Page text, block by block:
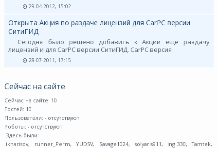
29-04-2012, 15:02
Открыта Акция по раздаче лицензий для CarPC версии
СитиГИД
Сегодня было решено добавить к Акции еще раздачу
лицензий и для CarPC версии СитиГИД. CarPC версия
28-07-2011, 17:15
Сейчас на сайте
Сейчас на сайте: 10
Гостей: 10
Пользователи: - отсутствуют
Роботы: - отсутствуют
Здесь были:
ikharisov, runner_Perm, YUDSV, Savage1024, solyaris911, ing 330, Tamtek,